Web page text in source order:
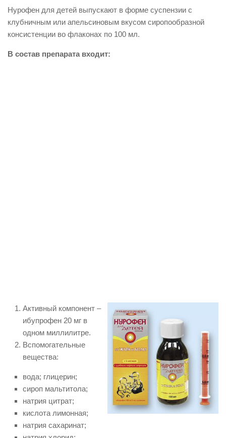
Нурофен для детей выпускают в форме суспензии с
клубничным или апельсиновым вкусом сиропообразной
консистенции во флаконах по 100 мл.
В состав препарата входит:
Активный компонент –
ибупрофен 20 мг в
одном миллилитре.
Вспомогательные
вещества:
вода; глицерин;
сироп мальтитола;
натрия цитрат;
кислота лимонная;
натрия сахаринат;